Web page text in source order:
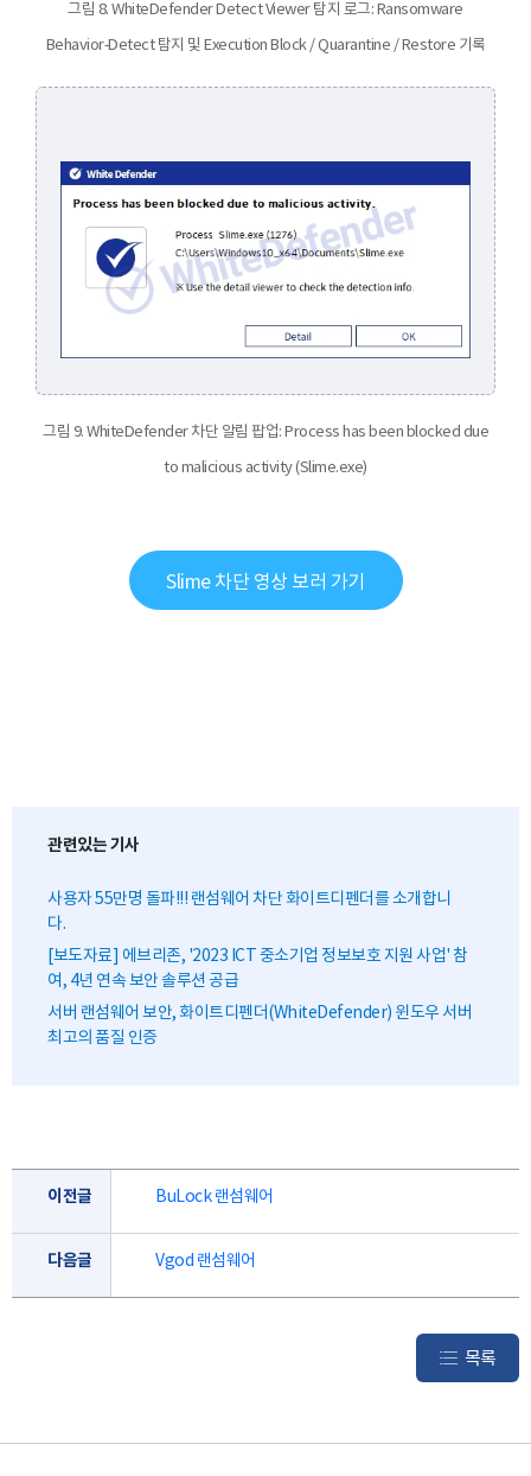
그림 8. WhiteDefender Detect Viewer 탐지 로그: Ransomware
Behavior‑Detect 탐지 및 Execution Block / Quarantine / Restore 기록
그림 9. WhiteDefender 차단 알림 팝업: Process has been blocked due
to malicious activity (Slime.exe)
Slime 차단 영상 보러 가기
관련있는 기사
사용자 55만명 돌파!!! 랜섬웨어 차단 화이트디펜더를 소개합니
다.
[보도자료] 에브리존, '2023 ICT 중소기업 정보보호 지원 사업' 참
여, 4년 연속 보안 솔루션 공급
서버 랜섬웨어 보안, 화이트디펜더(WhiteDefender) 윈도우 서버
최고의 품질 인증
이전글 BuLock 랜섬웨어
다음글 Vgod 랜섬웨어
목록